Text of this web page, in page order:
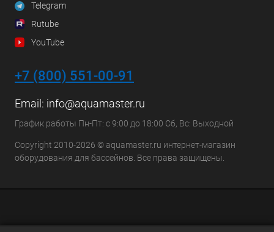
Telegram
Rutube
YouTube
+7 (800) 551-00-91
Email: info@aquamaster.ru
График работы Пн-Пт: с 9:00 до 18:00 Сб, Вс: Выходной
Copyright 2010-2026 © aquamaster.ru интернет-магазин
оборудования для бассейнов. Все права защищены.